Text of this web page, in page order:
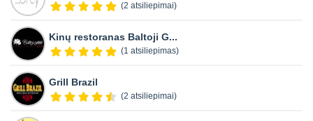
(2 atsiliepimai)
Kinų restoranas Baltoji G...
(1 atsiliepimas)
Grill Brazil
(2 atsiliepimai)